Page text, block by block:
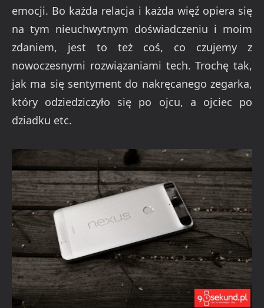
emocji. Bo każda relacja i każda więź opiera się
na tym nieuchwytnym doświadczeniu i moim
zdaniem, jest to też coś, co czujemy z
nowoczesnymi rozwiązaniami tech. Trochę tak,
jak ma się sentyment do nakręcanego zegarka,
który odziedziczyło się po ojcu, a ojciec po
dziadku etc.